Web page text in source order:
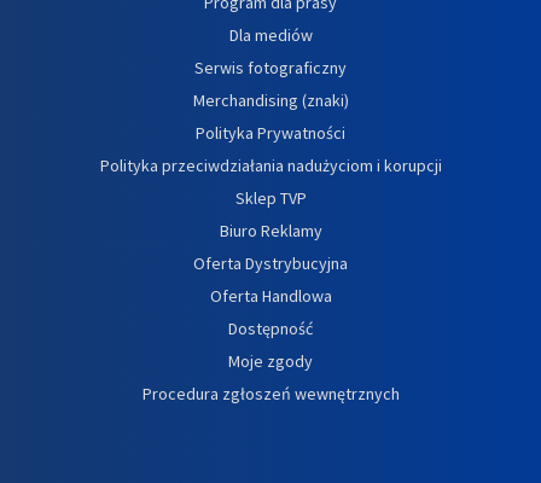
Dla mediów
Serwis fotograficzny
Merchandising (znaki)
Polityka Prywatności
Polityka przeciwdziałania nadużyciom i korupcji
Sklep TVP
Biuro Reklamy
Oferta Dystrybucyjna
Oferta Handlowa
Dostępność
Moje zgody
Procedura zgłoszeń wewnętrznych